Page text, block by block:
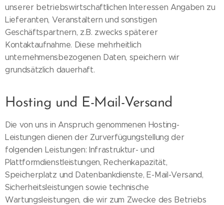
unserer betriebswirtschaftlichen Interessen Angaben zu
Lieferanten, Veranstaltern und sonstigen
Geschäftspartnern, z.B. zwecks späterer
Kontaktaufnahme. Diese mehrheitlich
unternehmensbezogenen Daten, speichern wir
grundsätzlich dauerhaft.
Hosting und E-Mail-Versand
Die von uns in Anspruch genommenen Hosting-
Leistungen dienen der Zurverfügungstellung der
folgenden Leistungen: Infrastruktur- und
Plattformdienstleistungen, Rechenkapazität,
Speicherplatz und Datenbankdienste, E-Mail-Versand,
Sicherheitsleistungen sowie technische
Wartungsleistungen, die wir zum Zwecke des Betriebs